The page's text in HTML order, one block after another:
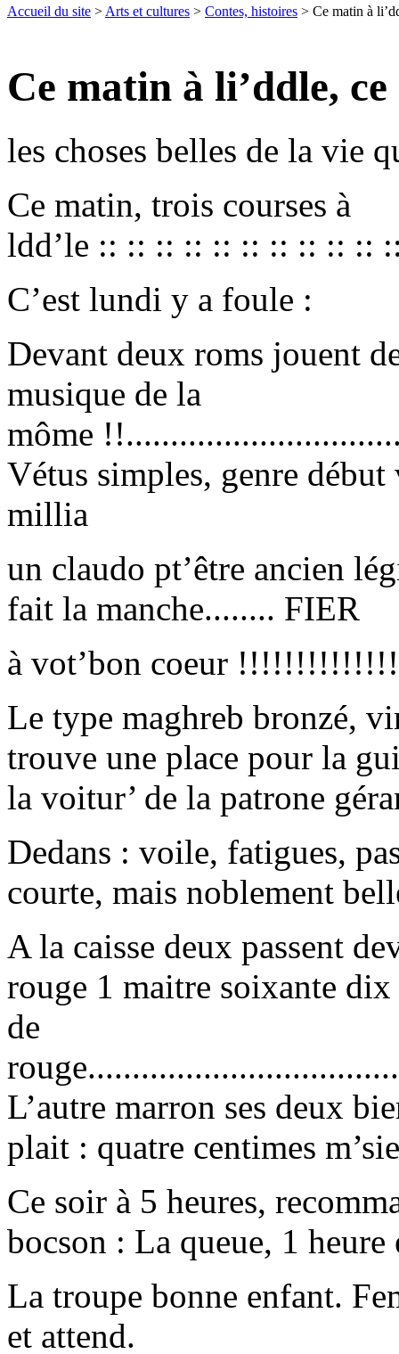
Accueil du site > Arts et cultures > Contes, histoires > Ce matin à
Ce matin à li’ddle,
les choses belles de la vie
Ce matin, trois courses à
ldd’le :: :: :: :: :: :: :: :: :: ::
C’est lundi y a foule :
Devant deux roms jouent
musique de la
môme
Vétus simples, genre
millia
un claudo pt’être ancien
fait la manche........ FIER
à vot’bon coeur
Le type maghreb bronzé,
trouve une place pour la
la voitur’ de la patrone
Dedans : voile, fatigues,
courte, mais noblement
A la caisse deux passent
rouge 1 maitre soixante
de
L’autre marron ses deux
plait : quatre centimes
Ce soir à 5 heures,
bocson : La queue, 1 heure
La troupe bonne enfant.
et attend.